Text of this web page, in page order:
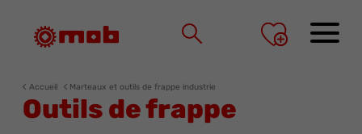
Accueil Marteaux et outils de frappe industrie
Outils de frappe